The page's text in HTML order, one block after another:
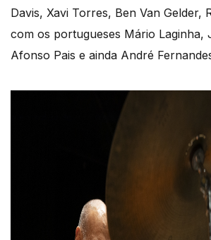
Davis, Xavi Torres, Ben Van Gelder,
com os portugueses Mário Laginha,
Afonso Pais e ainda André